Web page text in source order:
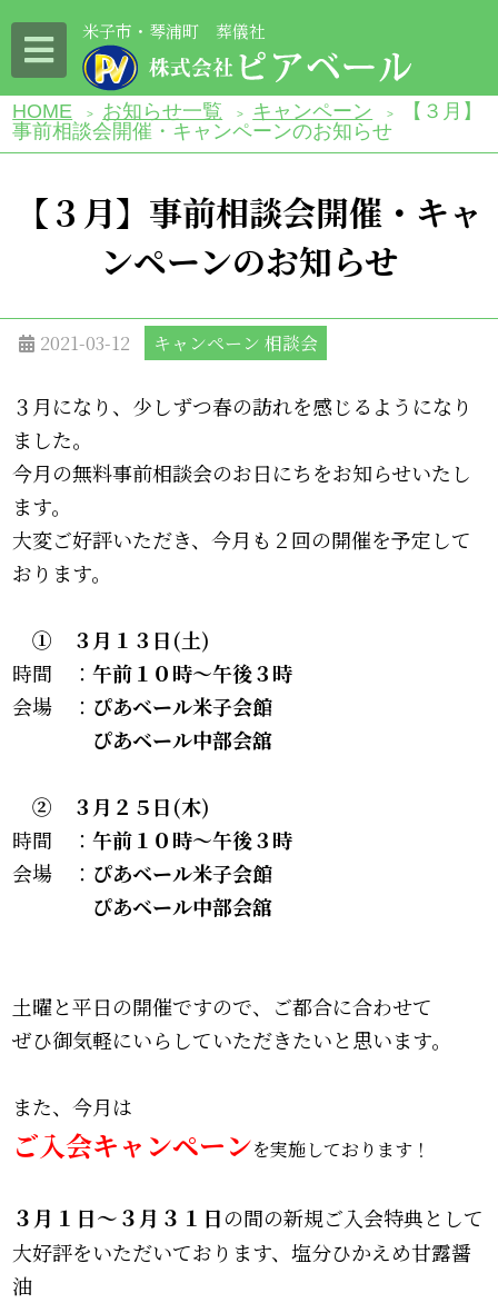
米子市・琴浦町 葬儀社
HOME > お知らせ一覧 > キャンペーン >
【３月】
事前相談会開催・キャンペーンのお知らせ
【３月】事前相談会開催・キャ
ンペーンのお知らせ
2021-03-12 キャンペーン 相談会
３月になり、少しずつ春の訪れを感じるようになり
ました。
今月の無料事前相談会のお日にちをお知らせいたし
ます。
大変ご好評いただき、今月も２回の開催を予定して
おります。
① ３月１３日(土)
時間 ：午前１０時～午後３時
会場 ： ぴあベール米子会館
ぴあベール中部会舘
② ３月２５日(木)
時間 ：午前１０時～午後３時
会場 ： ぴあベール米子会館
ぴあベール中部会舘
土曜と平日の開催ですので、ご都合に合わせて
ぜひ御気軽にいらしていただきたいと思います。
また、今月は
ご入会キャンペーンを実施しております！
３月１日～３月３１日の間の新規ご入会特典として
大好評をいただいております、塩分ひかえめ甘露醤
油